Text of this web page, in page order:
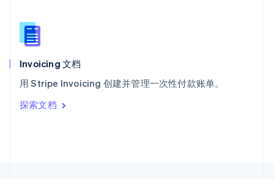
Invoicing 文档
用 Stripe Invoicing 创建并管理一次性付款账单。
探索文档
新西兰
English
匈牙利
English
ItalianoEnglish
印度
English